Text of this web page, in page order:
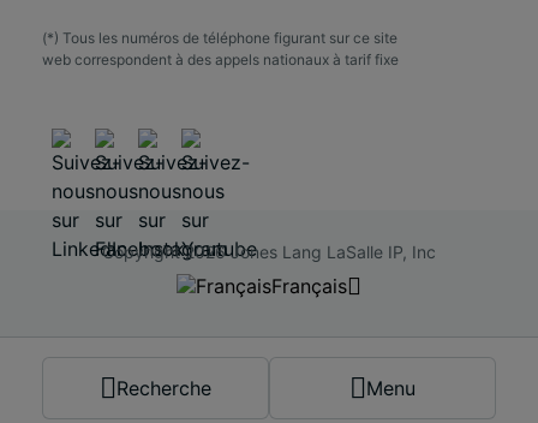
Français
Recherche Menu
(*) Tous les numéros de téléphone figurant sur ce site
web correspondent à des appels nationaux à tarif fixe
Copyright 2026 Jones Lang LaSalle IP, Inc
Français